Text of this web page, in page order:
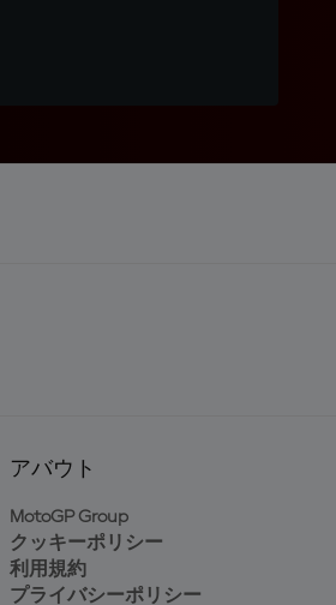
アバウト
MotoGP Group
クッキーポリシー
利用規約
プライバシーポリシー